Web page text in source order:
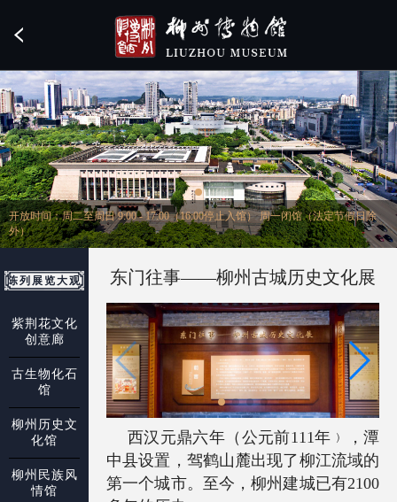
开放时间：周二至周日 9:00 - 17:00（16:00停止入馆） 周一闭馆（法定节假日除
外）
陈列展览大观
紫荆花文化
创意廊
古生物化石
馆
柳州历史文
化馆
柳州民族风
情馆
东门往事——柳州古城历史文化展
西汉元鼎六年（公元前111年﹚，潭
中县设置，驾鹤山麓出现了柳江流域的
第一个城市。至今，柳州建城已有2100